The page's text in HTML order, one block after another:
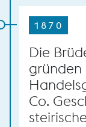
1870
Die
gründen
Co.